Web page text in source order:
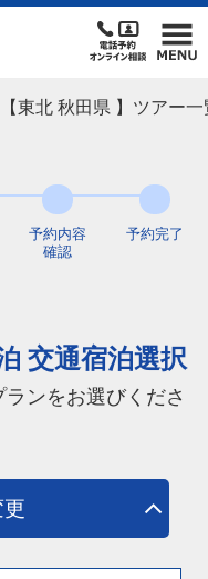
東北 秋田県 】ツアー
予約内容
確認
予約完了
交通宿泊選択
ンをお選びくださ